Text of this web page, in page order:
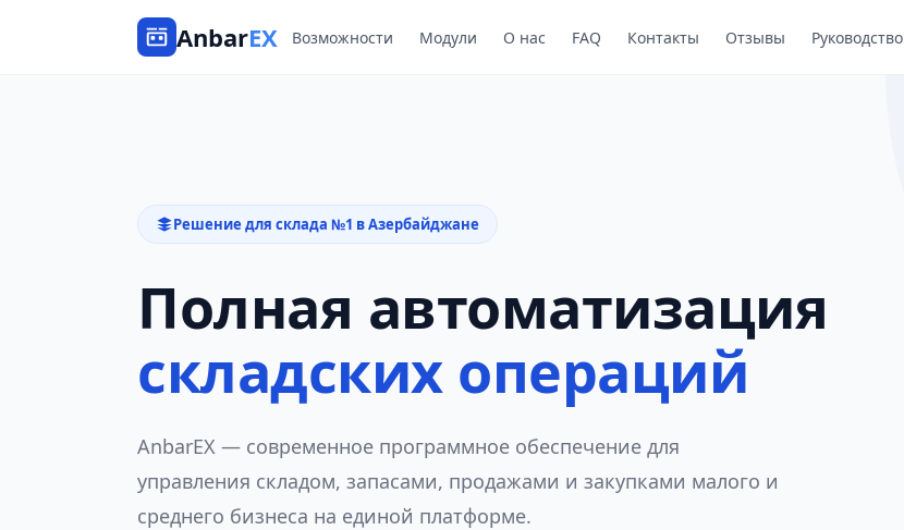
AnbarEX Возможности Модули О нас FAQ Контакты Отзывы Руководство
Решение для склада №1 в Азербайджане
Полная автоматизация
складских операций
AnbarEX — современное программное обеспечение для
управления складом, запасами, продажами и закупками малого и
среднего бизнеса на единой платформе.